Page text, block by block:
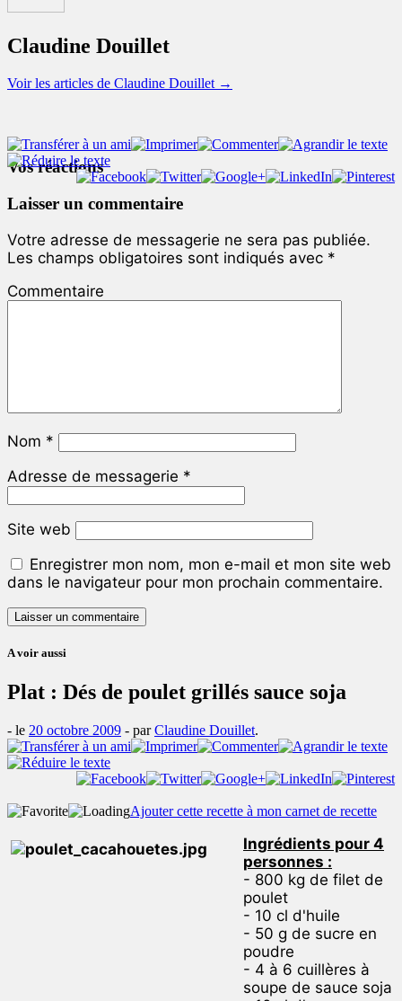
Claudine Douillet
Voir les articles de Claudine Douillet →
Vos réactions
Laisser un commentaire
Votre adresse de messagerie ne sera pas publiée.
Les champs obligatoires sont indiqués avec *
Commentaire
Nom *
Adresse de messagerie *
Site web
Enregistrer mon nom, mon e-mail et mon site web
dans le navigateur pour mon prochain commentaire.
A voir aussi
Plat : Dés de poulet grillés sauce soja
- le 20 octobre 2009 - parClaudine Douillet.
Ajouter cette recette à mon carnet de recette
Ingrédients pour 4
personnes :
- 800 kg de filet de
poulet
- 10 cl d'huile
- 50 g de sucre en
poudre
- 4 à 6 cuillères à
soupe de sauce soja